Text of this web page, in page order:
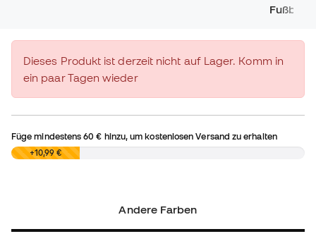
Dieses Produkt ist derzeit nicht auf Lager. Komm in
ein paar Tagen wieder
Füge mindestens60 € hinzu, um kostenlosen Versand zu erhalten
0,00 €+10,99 €
Andere Farben